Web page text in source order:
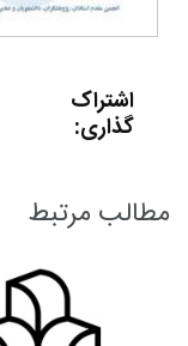
اشتراک
گذاری:
مطالب مرتبط